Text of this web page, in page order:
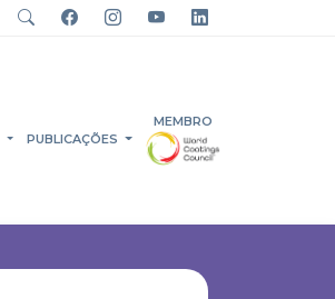
PUBLICAÇÕES
MEMBRO